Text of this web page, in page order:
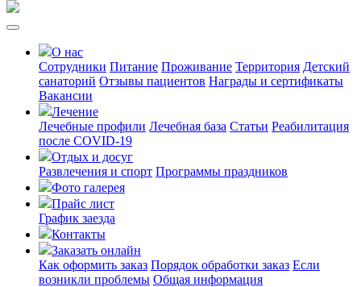
О нас
Сотрудники Питание Проживание Территория Детский
санаторий Отзывы пациентов Награды и сертификаты
Вакансии
Лечение
Лечебные профили Лечебная база Статьи Реабилитация
после COVID-19
Отдых и досуг
Развлечения и спорт Программы праздников
Фото галерея
Прайс лист
График заезда
Контакты
Заказать онлайн
Как оформить заказ Порядок обработки заказ Если
возникли проблемы Общая информация